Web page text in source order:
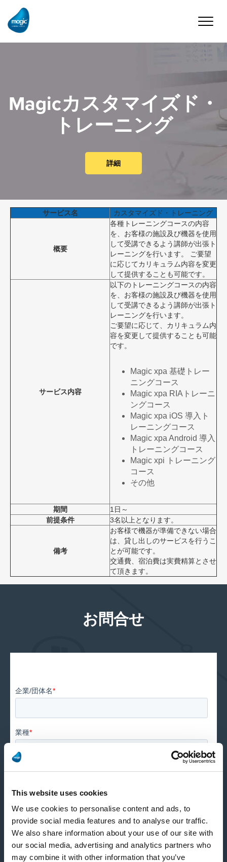
This website uses cookies
We use cookies to personalise content and ads, to
provide social media features and to analyse our traffic.
We also share information about your use of our site with
our social media, advertising and analytics partners who
may combine it with other information that you’ve
Toggle
Magicカスタマイズド・
トレーニング
詳細
サービス名 カスタマイズド・トレーニング
概要
各種トレーニングコースの内容
を、お客様の施設及び機器を使用
して受講できるよう講師が出張ト
レーニングを行います。 ご要望
に応じてカリキュラム内容を変更
して提供することも可能です。
サービス内容
以下のトレーニングコースの内容
を、お客様の施設及び機器を使用
して受講できるよう講師が出張ト
レーニングを行います。
ご要望に応じて、カリキュラム内
容を変更して提供することも可能
です。
Magic xpa 基礎トレー
ニングコース
Magic xpa RIAトレーニ
ングコース
Magic xpa iOS 導入ト
レーニングコース
Magic xpa Android 導入
トレーニングコース
Magic xpi トレーニング
コース
その他
期間
1日～
前提条件
3名以上となります。
備考
お客様で機器が準備できない場合
は、貸し出しのサービスを行うこ
とが可能です。
交通費、宿泊費は実費精算とさせ
て頂きます。
お問合せ